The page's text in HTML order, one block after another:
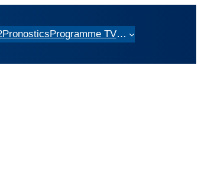
PronosticsProgramme TV…